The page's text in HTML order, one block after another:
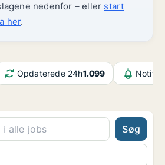
nedenfor – eller start
her.
Opdaterede 24h1.099
Søg